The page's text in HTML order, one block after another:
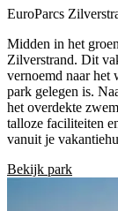
EuroParcs
Midden in het
Zilverstrand. Dit
vernoemd naar het
park gelegen is.
het overdekte
talloze faciliteiten
vanuit je
Bekijk park